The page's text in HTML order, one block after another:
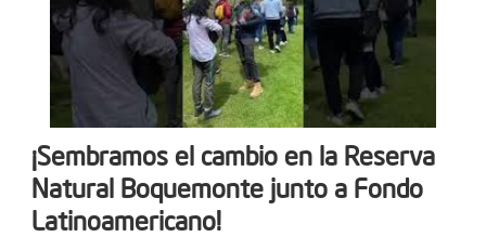
¡Sembramos el cambio en la Reserva
Natural Boquemonte junto a Fondo
Latinoamericano!